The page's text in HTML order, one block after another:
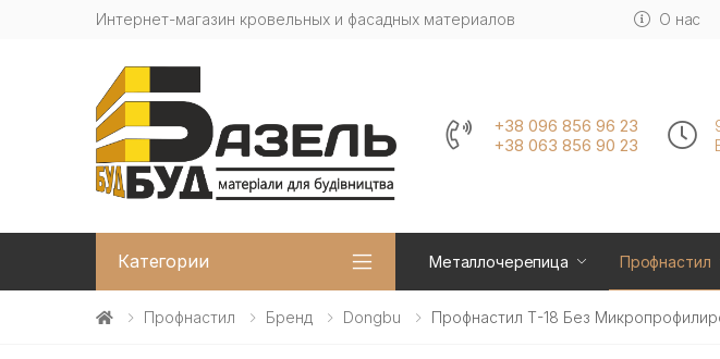
Интернет-магазин кровельных и фасадных материалов О нас
+38 096 856 96 23
+38 063 856 90 23
Категории Металлочерепица Профнастил
Профнастил Бренд Dongbu Профнастил Т-18 Без